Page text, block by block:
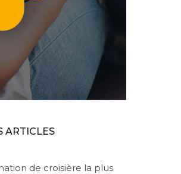
ARTICLES
de croisière la plus